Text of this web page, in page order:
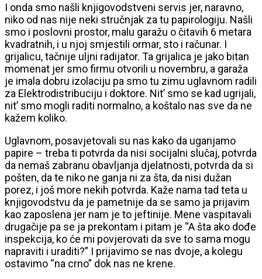
I onda smo našli knjigovodstveni servis jer, naravno,
niko od nas nije neki stručnjak za tu papirologiju. Našli
smo i poslovni prostor, malu garažu o čitavih 6 metara
kvadratnih, i u njoj smjestili ormar, sto i računar. I
grijalicu, tačnije uljni radijator. Ta grijalica je jako bitan
momenat jer smo firmu otvorili u novembru, a garaža
je imala dobru izolaciju pa smo tu zimu uglavnom radili
za Elektrodistribuciju i doktore. Nit’ smo se kad ugrijali,
nit’ smo mogli raditi normalno, a koštalo nas sve da ne
kažem koliko.
Uglavnom, posavjetovali su nas kako da uganjamo
papire – treba ti potvrda da nisi socijalni slučaj, potvrda
da nemaš zabranu obavljanja djelatnosti, potvrda da si
pošten, da te niko ne ganja ni za šta, da nisi dužan
porez, i još more nekih potvrda. Kaže nama tad teta u
knjigovodstvu da je pametnije da se samo ja prijavim
kao zaposlena jer nam je to jeftinije. Mene vaspitavali
drugačije pa se ja prekontam i pitam je “A šta ako dođe
inspekcija, ko će mi povjerovati da sve to sama mogu
napraviti i uraditi?” I prijavimo se nas dvoje, a kolegu
ostavimo “na crno” dok nas ne krene.